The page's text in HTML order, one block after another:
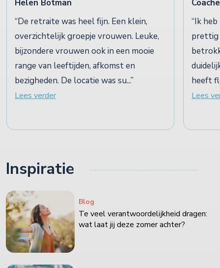
Helen Botman
De retraite was heel fijn. Een klein,
overzichtelijk groepje vrouwen. Leuke,
bijzondere vrouwen ook in een mooie
range van leeftijden, afkomst en
bezigheden. De locatie was su...
Lees verder
Ik
prettig
heeft
Lees
Inspiratie
Blog
Te veel verantwoordelijkheid dragen:
wat laat jij deze zomer achter?